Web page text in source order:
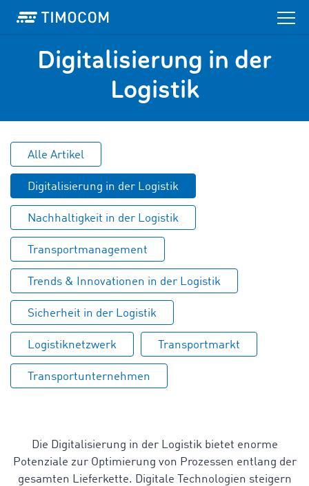
Digitalisierung in der
Logistik
Alle Artikel
Digitalisierung in der Logistik
Nachhaltigkeit in der Logistik
Transportmanagement
Trends & Innovationen in der Logistik
Sicherheit in der Logistik
Logistiknetzwerk Transportmarkt
Transportunternehmen
Die Digitalisierung in der Logistik bietet enorme
Potenziale zur Optimierung von Prozessen entlang der
gesamten Lieferkette. Digitale Technologien steigern